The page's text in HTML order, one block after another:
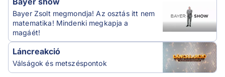
Bayer Zsolt megmondja! Az osztás itt nem
matematika! Mindenki megkapja a
magáét!
Láncreakció
Válságok és metszéspontok